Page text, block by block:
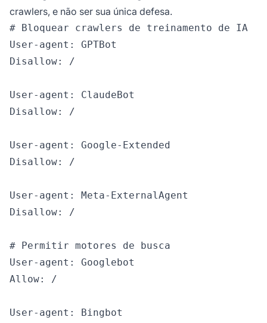
crawlers, e não ser sua única defesa.
# Bloquear crawlers de treinamento de IA
User-agent: GPTBot
Disallow: /
User-agent: ClaudeBot
Disallow: /
User-agent: Google-Extended
Disallow: /
User-agent: Meta-ExternalAgent
Disallow: /
# Permitir motores de busca
User-agent: Googlebot
Allow: /
User-agent: Bingbot